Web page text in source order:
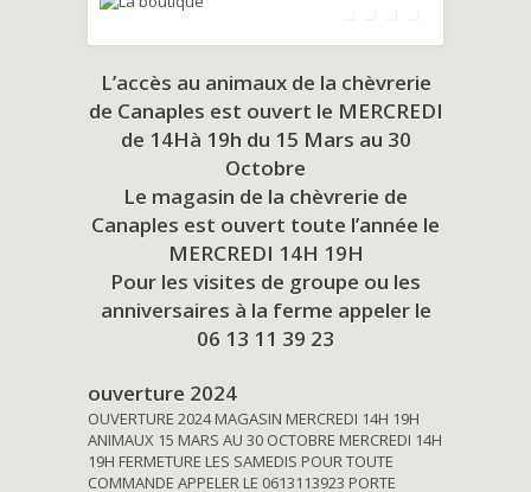
L’accès au animaux de la chèvrerie
de Canaples est ouvert le MERCREDI
de 14Hà 19h du 15 Mars au 30
Octobre
Le magasin de la chèvrerie de
Canaples est ouvert toute l’année le
MERCREDI 14H 19H
Pour les visites de groupe ou les
anniversaires à la ferme appeler le
06 13 11 39 23
ouverture 2024
OUVERTURE 2024 MAGASIN MERCREDI 14H 19H
ANIMAUX 15 MARS AU 30 OCTOBRE MERCREDI 14H
19H FERMETURE LES SAMEDIS POUR TOUTE
COMMANDE APPELER LE 0613113923 PORTE